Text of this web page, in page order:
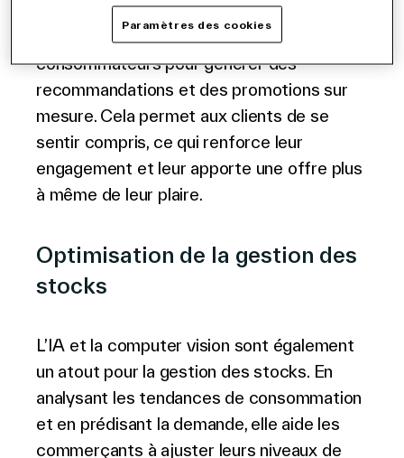
shopping plus personnel. Les algorithmes
analysent le comportement des
consommateurs pour générer des
recommandations et des promotions sur
mesure. Cela permet aux clients de se
sentir compris, ce qui renforce leur
engagement et leur apporte une offre plus
à même de leur plaire.
Optimisation de la gestion des
stocks
L’IA et la computer vision sont également
un atout pour la gestion des stocks. En
analysant les tendances de consommation
et en prédisant la demande, elle aide les
commerçants à ajuster leurs niveaux de
Paramètres des cookies